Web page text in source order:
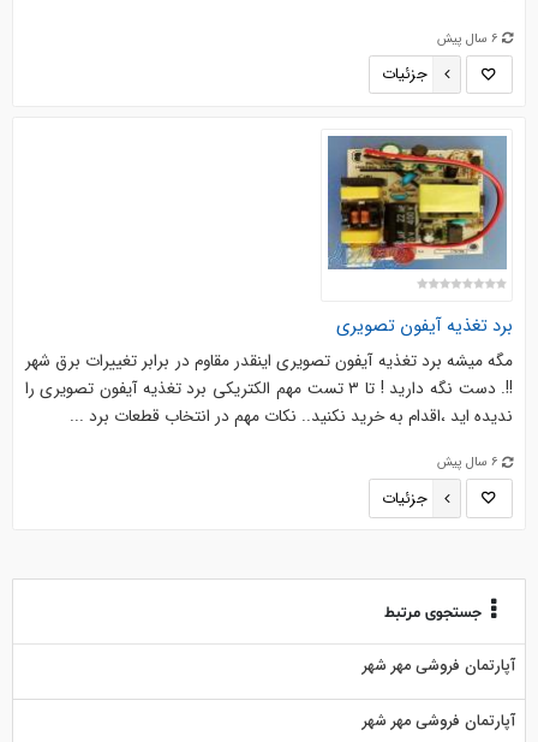
6 سال پیش
جزئیات
برد تغذیه آیفون تصویری
مگه میشه برد تغذیه آیفون تصویری اینقدر مقاوم در برابر تغییرات برق شهر
!!. دست نگه دارید ! تا ۳ تست مهم الکتریکی برد تغذیه آیفون تصویری را
ندیده اید ،اقدام به خرید نکنید.. نکات مهم در انتخاب قطعات برد ...
6 سال پیش
جزئیات
جستجوی مرتبط
آپارتمان فروشی مهر شهر
آپارتمان فروشی مهر شهر